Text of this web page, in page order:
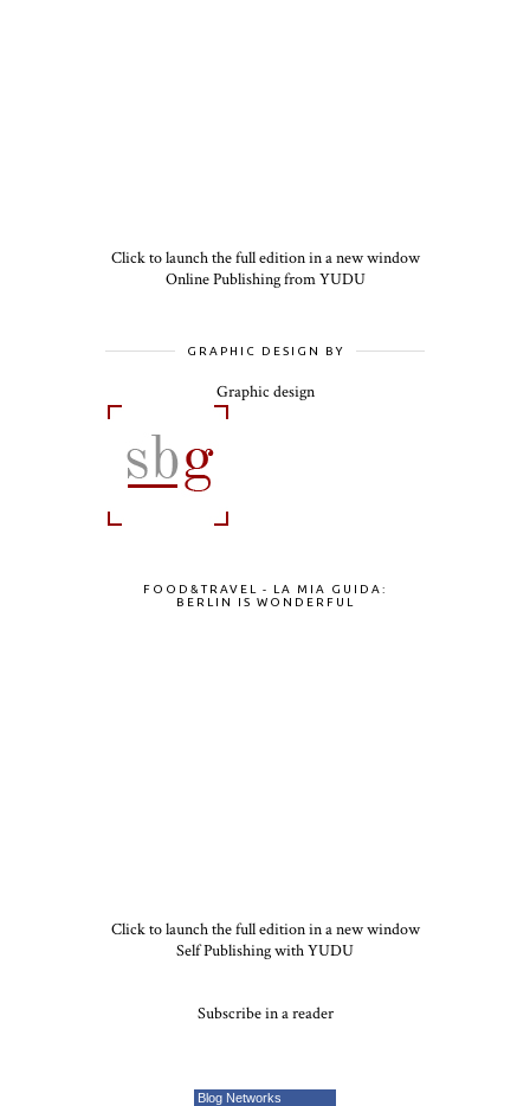
Click to launch the full edition in a new window
Online Publishing from YUDU
GRAPHIC DESIGN BY
Graphic design
FOOD&TRAVEL - LA MIA GUIDA:
BERLIN IS WONDERFUL
Click to launch the full edition in a new window
Self Publishing with YUDU
Subscribe in a reader
Blog Networks